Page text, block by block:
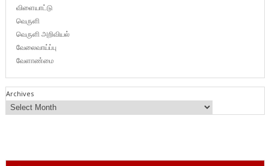
விளையாட்டு
வெருளி
வெருளி அறிவியல்
வேலைவாய்ப்பு
வேளாண்மை
Archives